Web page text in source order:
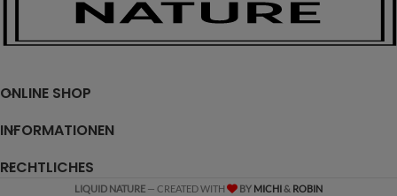
ONLINE SHOP
INFORMATIONEN
RECHTLICHES
LIQUID NATURE — CREATED WITH BY MICHI& ROBIN